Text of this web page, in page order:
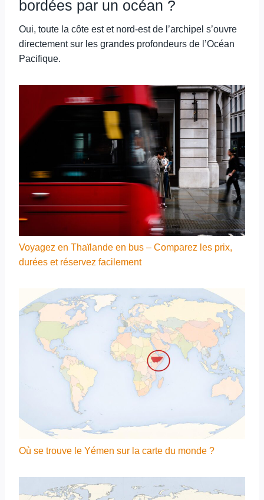
bordées par un océan ?
Oui, toute la côte est et nord-est de l’archipel s’ouvre
directement sur les grandes profondeurs de l’Océan
Pacifique.
Voyagez en Thaïlande en bus – Comparez les prix,
durées et réservez facilement
Où se trouve le Yémen sur la carte du monde ?